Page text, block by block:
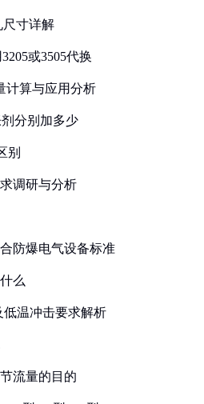
尺寸详解
或3505代换
计算与应用分析
分别加多少
别
调研与分析
防爆电气设备标准
么
低温冲击要求解析
流量的目的